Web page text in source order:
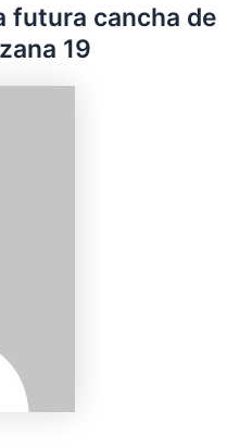
futura cancha de
19